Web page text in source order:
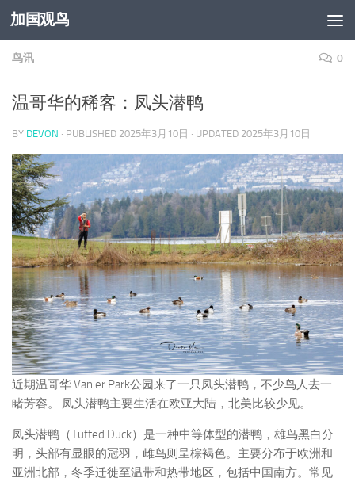
Skip to content
加国观鸟
鸟讯 0
温哥华的稀客：凤头潜鸭
BY DEVON · PUBLISHED 2025年3月10日 · UPDATED 2025年3月10日
近期温哥华 Vanier Park公园来了一只凤头潜鸭，不少鸟人去一
睹芳容。 凤头潜鸭主要生活在欧亚大陆，北美比较少见。
凤头潜鸭（Tufted Duck）是一种中等体型的潜鸭，雄鸟黑白分
明，头部有显眼的冠羽，雌鸟则呈棕褐色。主要分布于欧洲和
亚洲北部，冬季迁徙至温带和热带地区，包括中国南方。常见